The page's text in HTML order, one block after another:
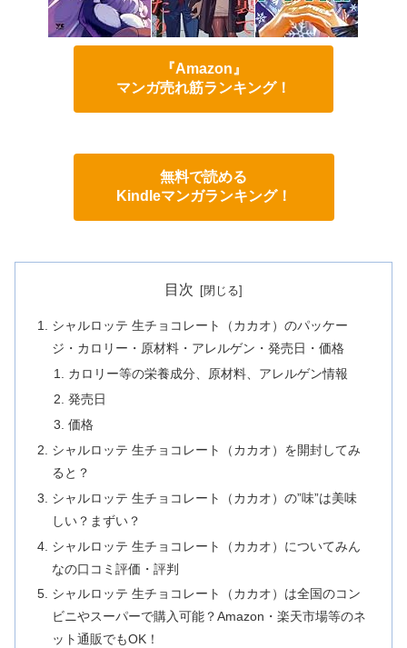
『Amazon』
マンガ売れ筋ランキング！
無料で読める
Kindleマンガランキング！
目次
シャルロッテ 生チョコレート（カカオ）のパッケー
ジ・カロリー・原材料・アレルゲン・発売日・価格
カロリー等の栄養成分、原材料、アレルゲン情報
発売日
価格
シャルロッテ 生チョコレート（カカオ）を開封してみ
ると？
シャルロッテ 生チョコレート（カカオ）の”味”は美味
しい？まずい？
シャルロッテ 生チョコレート（カカオ）についてみん
なの口コミ評価・評判
シャルロッテ 生チョコレート（カカオ）は全国のコン
ビニやスーパーで購入可能？Amazon・楽天市場等のネ
ット通販でもOK！